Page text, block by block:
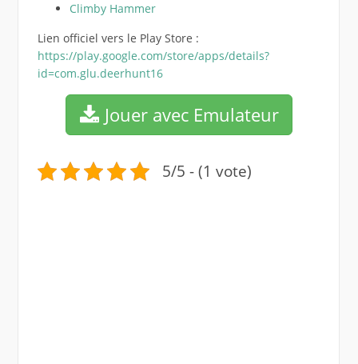
Climby Hammer
Lien officiel vers le Play Store :
https://play.google.com/store/apps/details?
id=com.glu.deerhunt16
Jouer avec Emulateur
5/5 - (1 vote)